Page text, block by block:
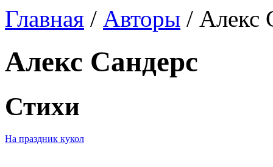
Главная / Авторы / Алекс
Алекс Сандерс
Стихи
На праздник кукол